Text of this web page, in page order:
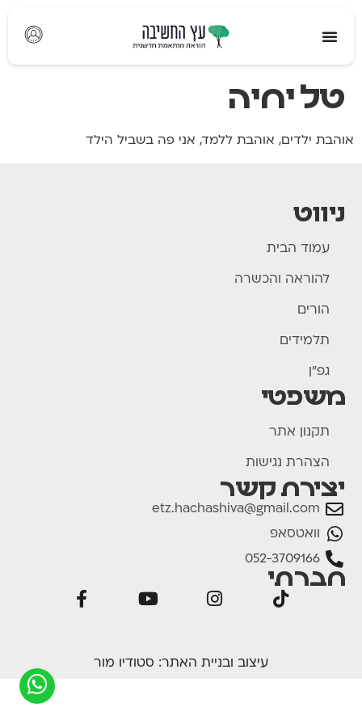
טל יחיה
אוהבת ילדים, אוהבת ללמד, אני פה בשביל הילד
ניווט
עמוד הבית
להוראה והכשרה
הורים
תלמידים
גפ"ן
משפטי
תקנון אתר
הצהרת נגישות
יצירת קשר
etz.hachashiva@gmail.com
וואטסאפ
052-3709166
חברתי
עיצוב ובניית האתר: סטודיו מור